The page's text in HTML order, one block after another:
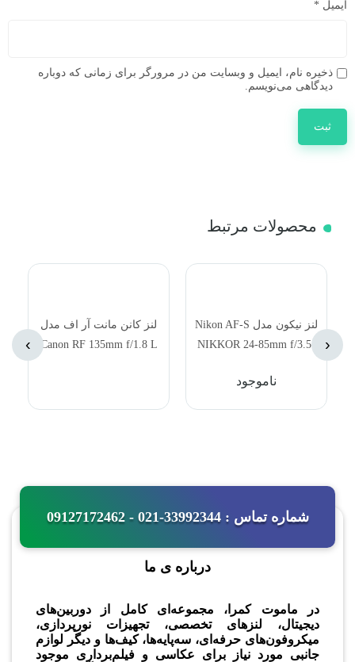
ایمیل *
ذخیره نام، ایمیل و وبسایت من در مرورگر برای زمانی که دوباره
دیدگاهی می‌نویسم.
محصولات مرتبط
لنز نیکون مدل Nikon AF-S
NIKKOR 24-85mm f/3.5-
ناموجود
لنز کانن مانت آر اف مدل
Canon RF 135mm f/1.8 L
‹
›
شماره تماس : 33992344-021 - 09127172462
درباره ی ما
در ماموت کمرا، مجموعه‌ای کامل از دوربین‌های
دیجیتال، لنزهای تخصصی، تجهیزات نورپردازی،
میکروفون‌های حرفه‌ای، سه‌پایه‌ها، کیف‌ها و دیگر لوازم
جانبی مورد نیاز برای عکاسی و فیلم‌برداری موجود